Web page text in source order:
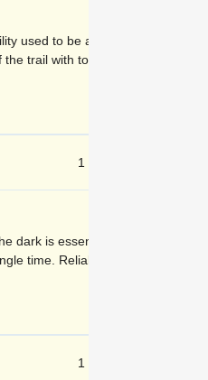
used to be an issue. With
trail with total clarity.
1 dienu atpakaļ
dark is essential. Qinux
time. Reliable and easy
1 dienu atpakaļ